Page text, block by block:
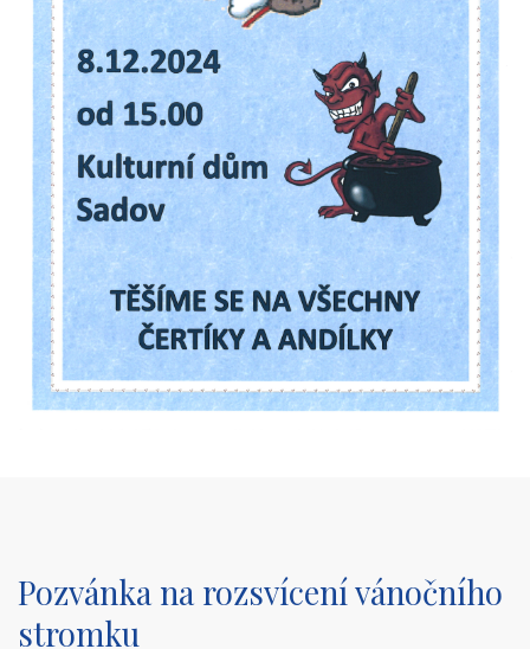
Pozvánka na rozsvícení vánočního
stromku